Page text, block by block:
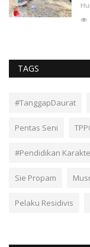
TAGS
#TanggapDaurat
Pentas Seni
#Pendidikan
Sie Propam
Pelaku Residivis